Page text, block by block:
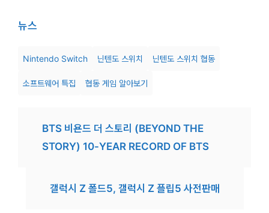
뉴스
Nintendo Switch 닌텐도 스위치 닌텐도 스위치 협동
소프트웨어 특집 협동 게임 알아보기
BTS 비욘드 더 스토리 (BEYOND THE
STORY) 10-YEAR RECORD OF BTS
갤럭시 Z 폴드5, 갤럭시 Z 플립5 사전판매